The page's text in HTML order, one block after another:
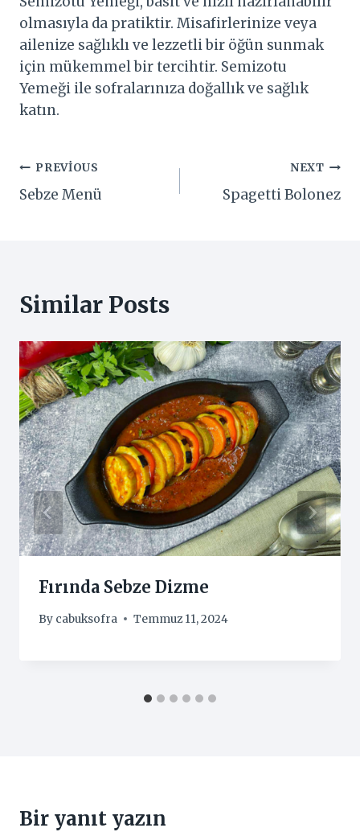
olmasıyla da pratiktir. Misafirlerinize veya
ailenize sağlıklı ve lezzetli bir öğün sunmak
için mükemmel bir tercihtir. Semizotu
Yemeği ile sofralarınıza doğallık ve sağlık
katın.
Yazı
gezinmesi
PREVIOUS
Sebze Menü
NEXT
Spagetti Bolonez
Similar Posts
Fırında Sebze Dizme
By cabuksofra Temmuz 11, 2024
Bir yanıt yazın